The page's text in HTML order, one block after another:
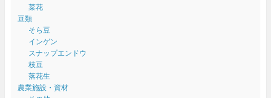
菜花
豆類
そら豆
インゲン
スナップエンドウ
枝豆
落花生
農業施設・資材